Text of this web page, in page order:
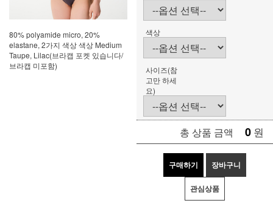
80% polyamide micro, 20%
elastane, 2가지 색상 색상 Medium
Taupe, Lilac(브라캡 포켓 있습니다/
브라캡 미포함)
색상
사이즈(참
고만 하세
요)
총 상품 금액 0 원
구매하기 장바구니
관심상품